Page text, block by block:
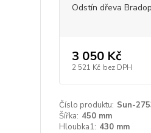
Odstín dřeva Bradop
3 050 Kč
2 521 Kč bez DPH
Číslo produktu: Sun-
Šířka: 450 mm
Hloubka1: 430 mm